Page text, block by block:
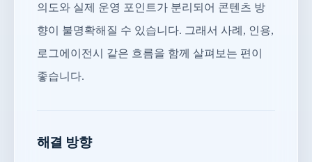
의도와 실제 운영 포인트가 분리되어 콘텐츠 방
향이 불명확해질 수 있습니다. 그래서 사례, 인용,
로그에이전시 같은 흐름을 함께 살펴보는 편이
좋습니다.
해결 방향